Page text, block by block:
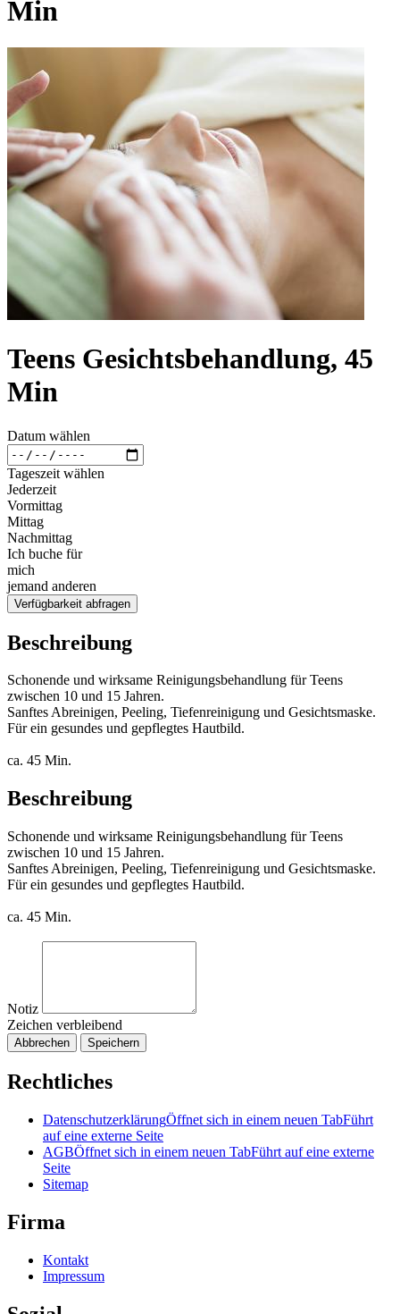
Min
Teens Gesichtsbehandlung, 45
Min
Datum wählen
Tageszeit wählen
Jederzeit
Vormittag
Mittag
Nachmittag
Ich buche für
mich
jemand anderen
Verfügbarkeit abfragen
Beschreibung
Schonende und wirksame Reinigungsbehandlung für Teens
zwischen 10 und 15 Jahren.
Sanftes Abreinigen, Peeling, Tiefenreinigung und Gesichtsmaske.
Für ein gesundes und gepflegtes Hautbild.
ca. 45 Min.
Beschreibung
Schonende und wirksame Reinigungsbehandlung für Teens
zwischen 10 und 15 Jahren.
Sanftes Abreinigen, Peeling, Tiefenreinigung und Gesichtsmaske.
Für ein gesundes und gepflegtes Hautbild.
ca. 45 Min.
Notiz
Zeichen verbleibend
Abbrechen Speichern
Rechtliches
DatenschutzerklärungÖffnet sich in einem neuen TabFührt
auf eine externe Seite
AGBÖffnet sich in einem neuen TabFührt auf eine externe
Seite
Sitemap
Firma
Kontakt
Impressum